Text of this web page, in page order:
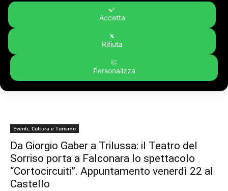
budano
Eventi, Cultura e Turismo
Da Giorgio Gaber a Trilussa: il Teatro del
Sorriso porta a Falconara lo spettacolo
“Cortocircuiti”. Appuntamento venerdì 22 al
Castello
Accetta
Rifiuta
Personalizza